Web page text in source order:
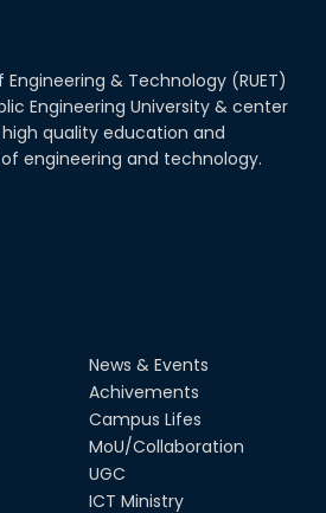
on " Milimeter Wave
and Circuit Design for
Integrated RADAR
Transceivers"
Platoon’ for Achieving Success
on the World Stage
22nd Sep, 25
MTE Career Club Execuitve
Committee 2024-2025
14th Sep, 25
Engineering & Technology (RUET)
Engineering University & center
quality education and
engineering and technology.
News & Events
Achivements
Campus Lifes
MoU/Collaboration
UGC
ICT Ministry